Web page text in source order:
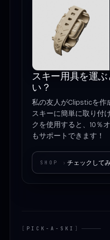
スキー用具を運
い？
私の友人がClipsticを作
スキーに簡単に取り付
クを使用すると、10％
もサポートできます！
SHOP ›チェックして
PICK-A-SKI